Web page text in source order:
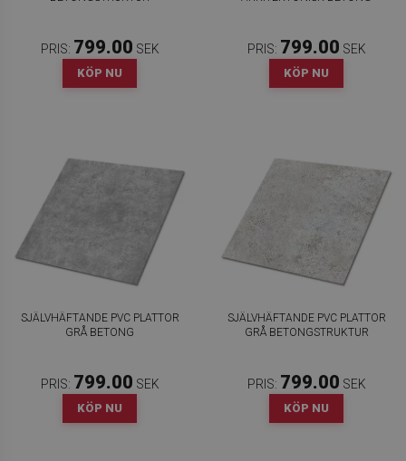
PRIS: 799.00 SEK
KÖP NU
PRIS: 799.00 SEK
KÖP NU
SJÄLVHÄFTANDE PVC PLATTOR
GRÅ BETONG
PRIS: 799.00 SEK
KÖP NU
SJÄLVHÄFTANDE PVC PLATTOR
GRÅ BETONGSTRUKTUR
PRIS: 799.00 SEK
KÖP NU